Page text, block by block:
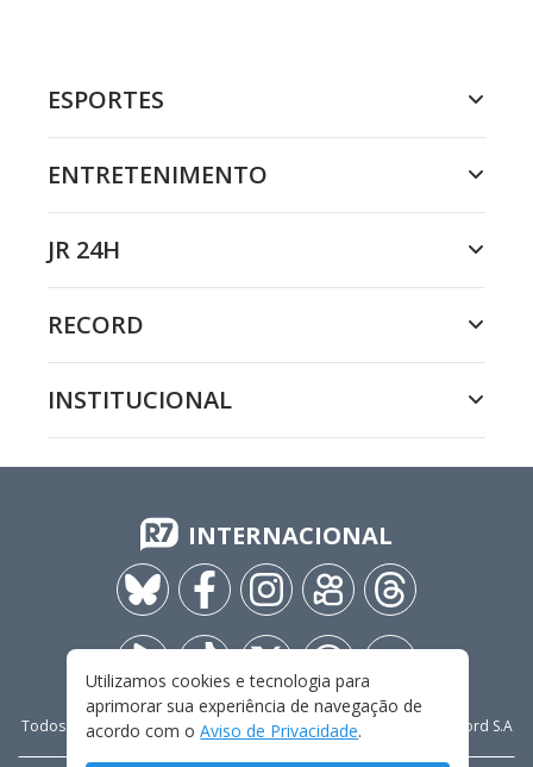
ESPORTES
ENTRETENIMENTO
JR 24H
RECORD
INSTITUCIONAL
INTERNACIONAL
Todos os direitos reservados - 2009-2026- Rádio e Televisão Record S.A
Utilizamos cookies e tecnologia para
aprimorar sua experiência de navegação de
acordo com o Aviso de Privacidade.